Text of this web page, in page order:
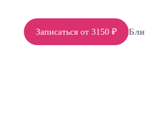
Записаться от 3150 ₽